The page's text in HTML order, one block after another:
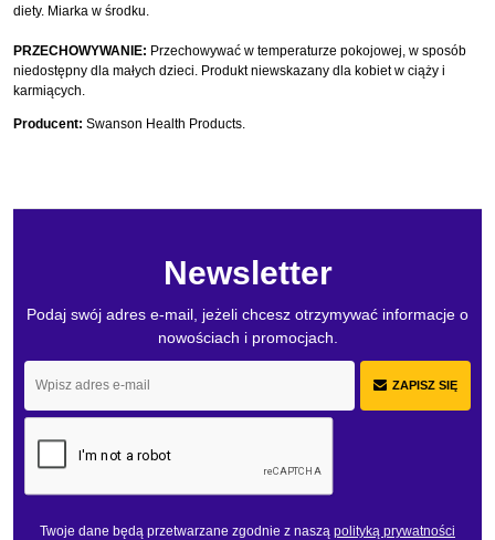
diety. Miarka w środku.
PRZECHOWYWANIE: Przechowywać w temperaturze pokojowej, w sposób
niedostępny dla małych dzieci. Produkt niewskazany dla kobiet w ciąży i
karmiących.
Producent: Swanson Health Products.
Newsletter
Podaj swój adres e-mail, jeżeli chcesz otrzymywać informacje o
nowościach i promocjach.
ZAPISZ SIĘ
Twoje dane będą przetwarzane zgodnie z naszą polityką prywatności